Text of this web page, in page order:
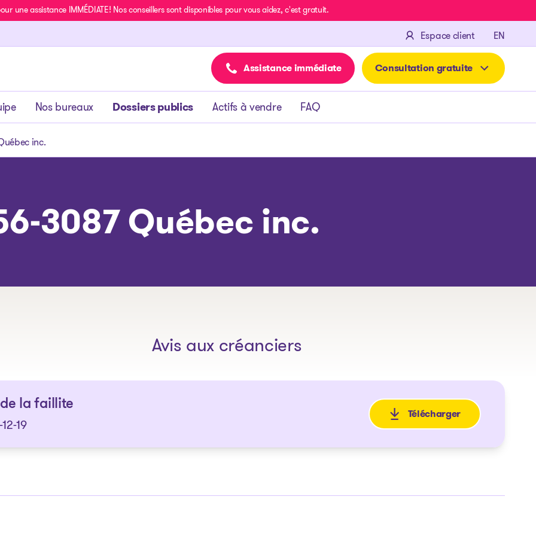
une assistance IMMÉDIATE! Nos conseillers sont disponibles pour vous aidez, c'est gratuit.
Espace client EN
Assistance immédiate Consultation gratuite
Nos bureaux Dossiers publics Actifs à vendre FAQ
inc.
3087 Québec inc.
Avis aux créanciers
la faillite
19
Télécharger
: Avis de la faillite